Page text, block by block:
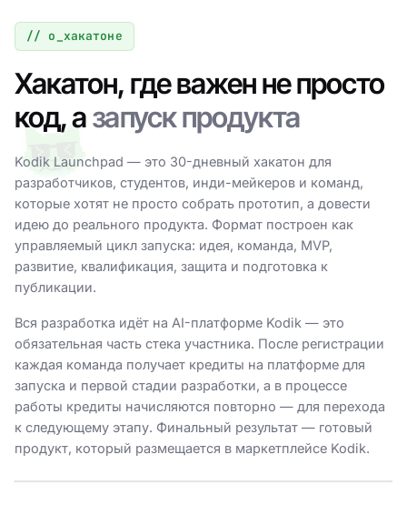
// о_хакатоне
Хакатон, где важен не просто
код, азапуск продукта
Kodik Launchpad — это 30-дневный хакатон для
разработчиков, студентов, инди-мейкеров и команд,
которые хотят не просто собрать прототип, а довести
идею до реального продукта. Формат построен как
управляемый цикл запуска: идея, команда, MVP,
развитие, квалификация, защита и подготовка к
публикации.
Вся разработка идёт на AI-платформе Kodik — это
обязательная часть стека участника. После регистрации
каждая команда получает кредиты на платформе для
запуска и первой стадии разработки, а в процессе
работы кредиты начисляются повторно — для перехода
к следующему этапу. Финальный результат — готовый
продукт, который размещается в маркетплейсе Kodik.